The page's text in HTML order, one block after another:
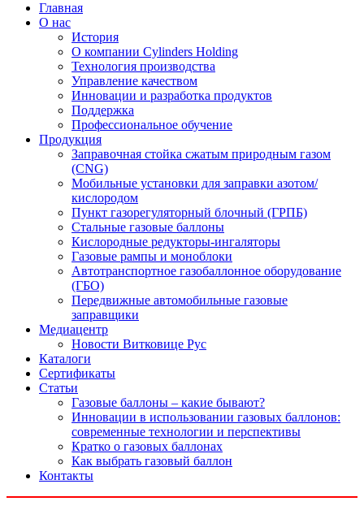
Главная
О нас
История
О компании Cylinders Holding
Технология производства
Управление качеством
Инновации и разработка продуктов
Поддержка
Профессиональное обучение
Продукция
Заправочная стойка сжатым природным газом
(CNG)
Мобильные установки для заправки азотом/
кислородом
Пункт газорегуляторный блочный (ГРПБ)
Стальные газовые баллоны
Кислородные редукторы-ингаляторы
Газовые рампы и моноблоки
Автотранспортное газобаллонное оборудование
(ГБО)
Передвижные автомобильные газовые
заправщики
Медиацентр
Новости Витковице Рус
Каталоги
Сертификаты
Статьи
Газовые баллоны – какие бывают?
Инновации в использовании газовых баллонов:
современные технологии и перспективы
Кратко о газовых баллонах
Как выбрать газовый баллон
Контакты